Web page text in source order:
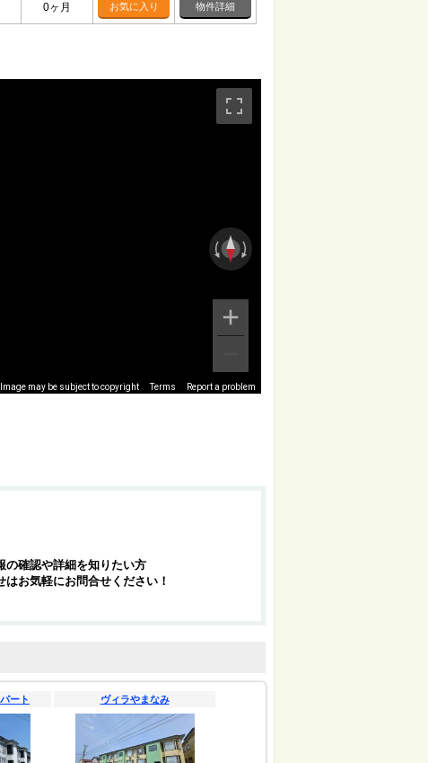
0ヶ月 お気に入り 物件詳細
Image may be subject to copyright Terms Report a problem
の確認や詳細を知りたい方
はお気軽にお問合せください！
ート ヴィラやまなみ